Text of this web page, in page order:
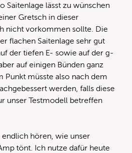
Saitenlage lässt zu wünschen
Gretsch in dieser
nicht vorkommen sollte. Die
flachen Saitenlage sehr gut
der tiefen E- sowie auf der g-
auf einigen Bünden ganz
Punkt müsste also nach dem
werden, falls diese
unser Testmodell betreffen
hören, wie unser
tönt. Ich nutze dafür heute